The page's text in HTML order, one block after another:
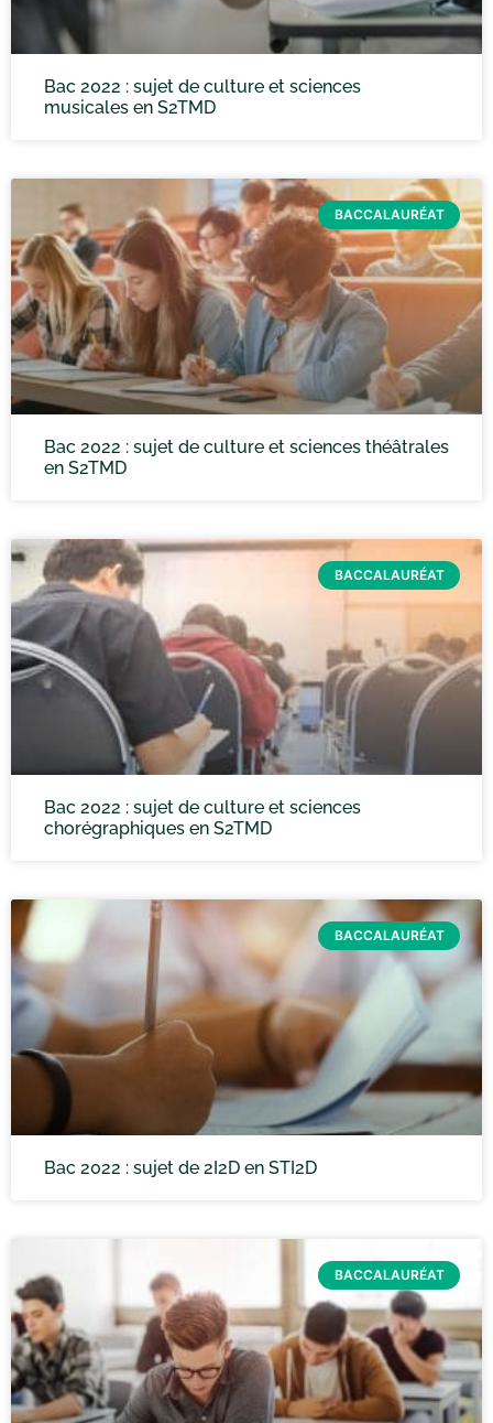
Bac 2022 : sujet de culture et sciences
musicales en S2TMD
BACCALAURÉAT
Bac 2022 : sujet de culture et sciences théâtrales
en S2TMD
BACCALAURÉAT
Bac 2022 : sujet de culture et sciences
chorégraphiques en S2TMD
BACCALAURÉAT
Bac 2022 : sujet de 2I2D en STI2D
BACCALAURÉAT